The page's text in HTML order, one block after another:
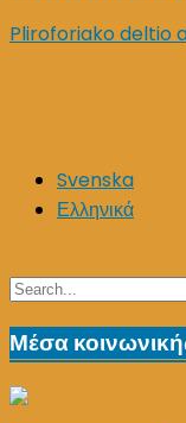
Pliroforiako deltio
Svenska
Ελληνικά
Search
Μέσα